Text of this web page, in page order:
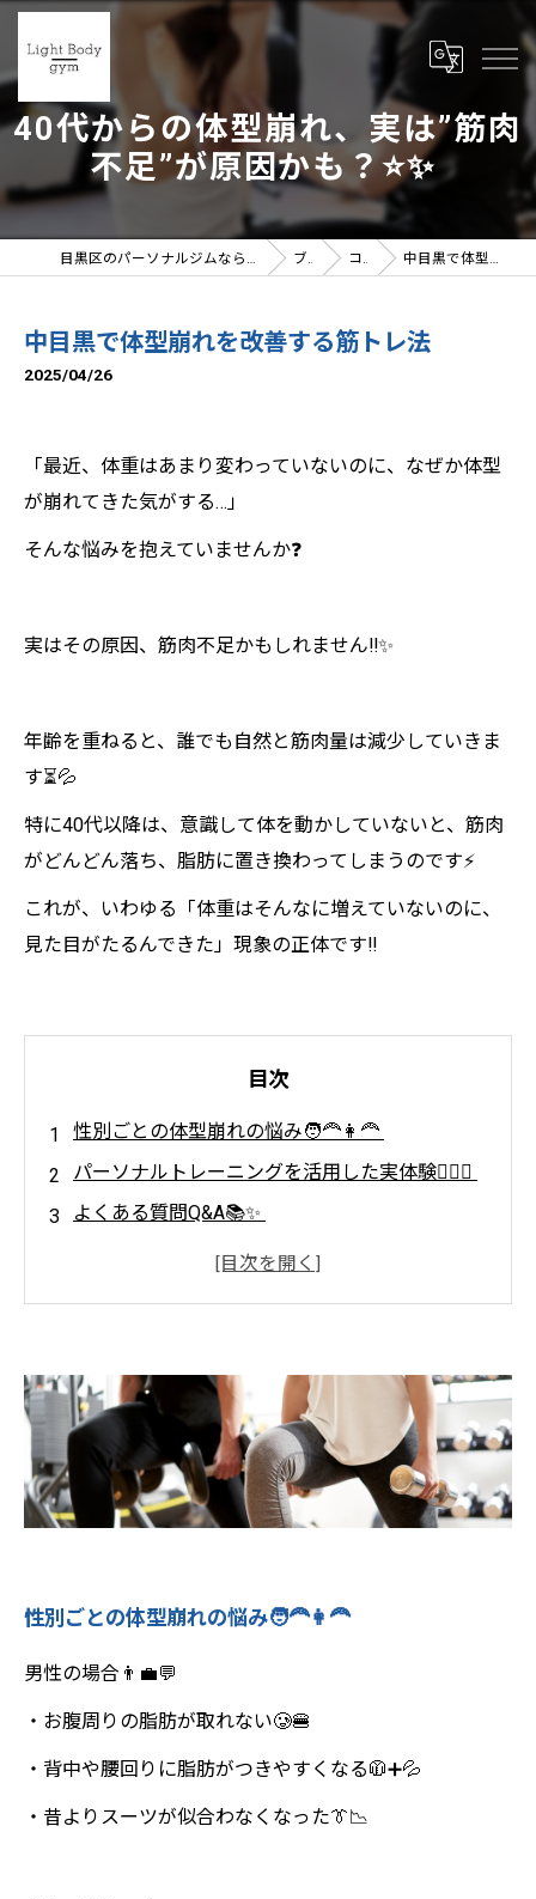
40代からの体型崩れ、実は”筋肉
不足”が原因かも？⭐️✨
目黒区のパーソナルジムならLight Body gymへ | 女性トレーナー在籍 ブログ コラム 中目黒で体型崩れを改善する筋トレ法
中目黒で体型崩れを改善する筋トレ法
2025/04/26
「最近、体重はあまり変わっていないのに、なぜか体型
が崩れてきた気がする…」
そんな悩みを抱えていませんか❓
実はその原因、筋肉不足かもしれません‼️✨
年齢を重ねると、誰でも自然と筋肉量は減少していきま
す⏳💦
特に40代以降は、意識して体を動かしていないと、筋肉
がどんどん落ち、脂肪に置き換わってしまうのです⚡️
これが、いわゆる「体重はそんなに増えていないのに、
見た目がたるんできた」現象の正体です‼️
目次
性別ごとの体型崩れの悩み🧑‍🦰👩‍🦰
パーソナルトレーニングを活用した実体験🏋️‍♀️✨
よくある質問Q&A📚✨
性別ごとの体型崩れの悩み🧑‍🦰👩‍🦰
男性の場合👨‍💼💬
・お腹周りの脂肪が取れない🥲🍔
・背中や腰回りに脂肪がつきやすくなる🧥➕💦
・昔よりスーツが似合わなくなった👔📉